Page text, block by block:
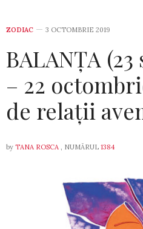
ZODIAC 3 OCTOMBRIE 2019
BALANȚA
– 22
de relații
by TANA ROSCA , NUMĂRUL 1384